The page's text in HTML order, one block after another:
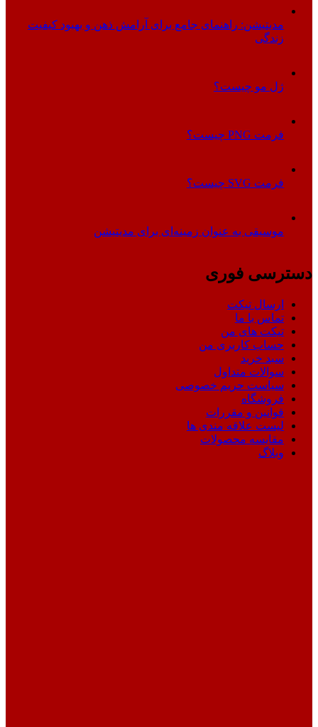
مدیتیشن: راهنمای جامع برای آرامش ذهن و بهبود کیفیت
زندگی
ژل مو چیست؟
فرمت PNG چیست؟
فرمت SVG چیست؟
موسیقی به عنوان زمینه‌ای برای مدیتیشن
دسترسی فوری
ارسال تیکت
تماس با ما
تیکت های من
حساب کاربری من
سبد خرید
سوالات متداول
سیاست حریم خصوصی
فروشگاه
قوانین و مقررات
لیست علاقه مندی ها
مقایسه محصولات
وبلاگ